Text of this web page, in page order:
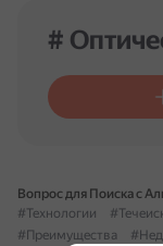
#
Вопрос для Поиска с
#Технологии
#Преимущества